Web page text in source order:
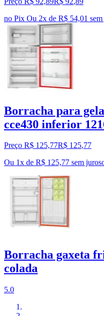
no Pix Ou 2x de R$ 54,01
Borracha para
cce430 inferior
Preço R$ 125,77R$ 125,77
Ou 1x de R$ 125,77 sem juros
Borracha gaxeta
colada
5.0